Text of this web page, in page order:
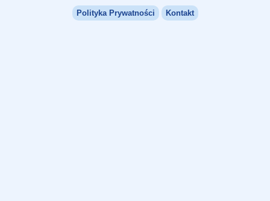
Polityka Prywatności Kontakt